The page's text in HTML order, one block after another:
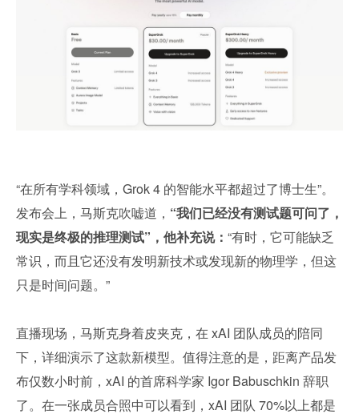
“在所有学科领域，Grok 4 的智能水平都超过了博士生”。
发布会上，马斯克吹嘘道， “我们已经没有测试题可问了，
现实是终极的推理测试”，他补充说： “有时，它可能缺乏
常识，而且它还没有发明新技术或发现新的物理学，但这
只是时间问题。”
直播现场，马斯克身着皮夹克，在 xAI 团队成员的陪同
下，详细演示了这款新模型。值得注意的是，距离产品发
布仅数小时前，xAI 的首席科学家 Igor Babuschkin 辞职
了。在一张成员合照中可以看到，xAI 团队 70%以上都是